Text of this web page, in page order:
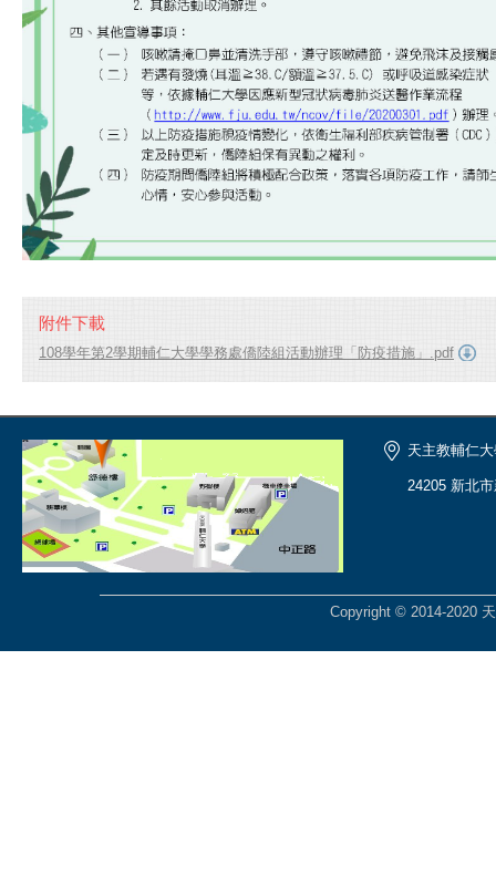
附件下載
108學年第2學期輔仁大學學務處僑陸組活動辦理「防疫措施」.pdf
天主教輔仁
24205 新北
Copyright © 2014-2020